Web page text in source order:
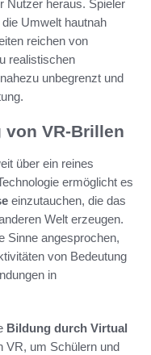
Nutzer heraus. Spieler
Umwelt hautnah
reichen von
realistischen
unbegrenzt und
von VR-Brillen
über ein reines
ermöglicht es
einzutauchen, die das
Welt erzeugen.
Sinne angesprochen,
von Bedeutung
in
Bildung durch Virtual
VR, um Schülern und